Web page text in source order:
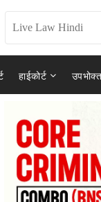
हाईकोर्ट